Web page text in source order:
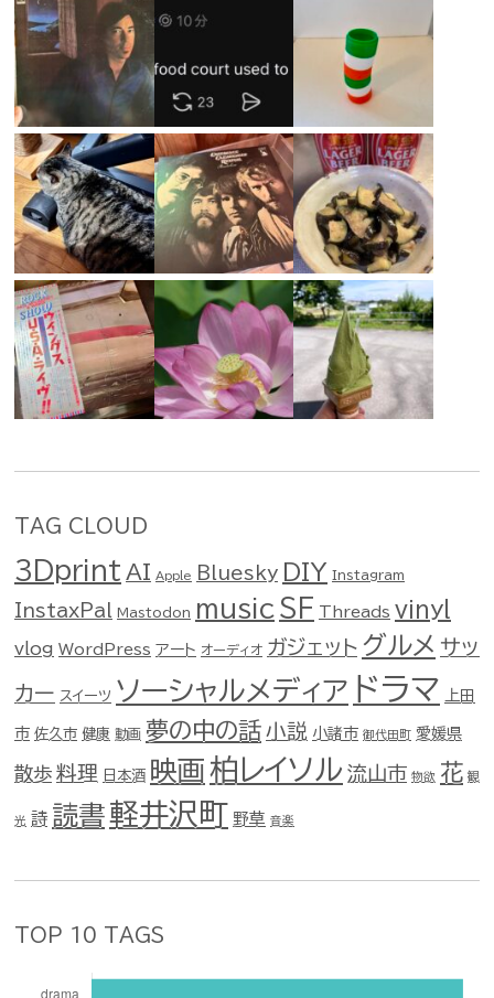
TAG CLOUD
3Dprint AI Apple Bluesky DIY Instagram
InstaxPal Mastodon music SF Threads vinyl
vlog WordPress アート オーディオ ガジェット グルメ サッ
カー スイーツ ソーシャルメディア ドラマ 上田
市 佐久市 健康 動画 夢の中の話 小説 小諸市 御代田町 愛媛県
散歩 料理 日本酒 映画 柏レイソル 流山市 物欲 花 観
光 詩 読書軽井沢町 野草 音楽
TOP 10 TAGS